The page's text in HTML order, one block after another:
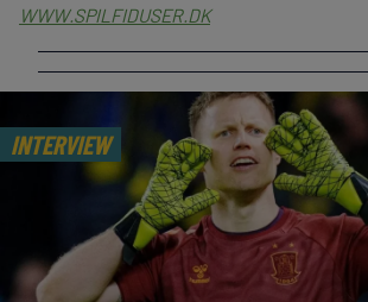
WWW.SPILFIDUSER.DK
INTERVIEW